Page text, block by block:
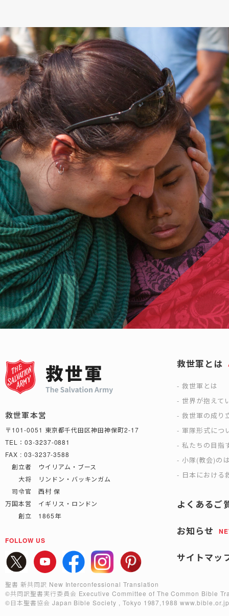
救世軍本営
〒101-0051 東京都千代田区神田神保町2-17
TEL：03-3237-0881
FAX : 03-3237-3588
創立者 ウイリアム・ブース
大将 リンドン・バッキンガム
司令官 西村 保
万国本営 イギリス・ロンドン
創立 1865年
FOLLOW US
救世軍とは
救世軍とは
世界が抱えて
救世軍の成り
軍隊形式につ
私たちの目指
小隊(教会)の
日本における
よくあるご
お知らせ
サイトマッ
聖書 新共同訳 New Interconfessional Translation
©共同訳聖書実行委員会 Executive Committee of The Common Bible
©日本聖書協会 Japan Bible Society , Tokyo 1987,1988www.bible.or.jp